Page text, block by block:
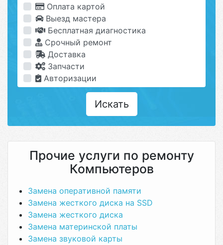
Оплата картой
Выезд мастера
Бесплатная диагностика
Срочный ремонт
Доставка
Запчасти
Авторизации
Искать
Прочие услуги по ремонту
Компьютеров
Замена оперативной памяти
Замена жесткого диска на SSD
Замена жесткого диска
Замена материнской платы
Замена звуковой карты